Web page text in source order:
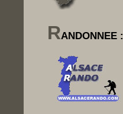
RANDONNEE :